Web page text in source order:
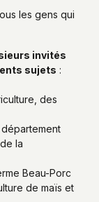
les gens qui
invités
sujets :
des
la
Beau-Porc
de maïs et